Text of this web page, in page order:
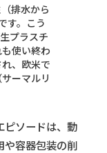
排水から
す。こう
プラスチ
使い終わ
、欧米で
ーマルリ
ピソードは、動
や容器包装の削